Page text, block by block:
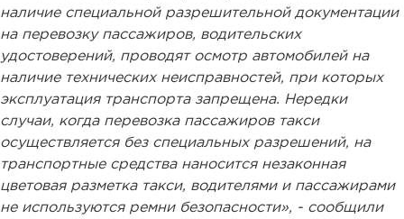
наличие специальной разрешительной документации
на перевозку пассажиров, водительских
удостоверений, проводят осмотр автомобилей на
наличие технических неисправностей, при которых
эксплуатация транспорта запрещена. Нередки
случаи, когда перевозка пассажиров такси
осуществляется без специальных разрешений, на
транспортные средства наносится незаконная
цветовая разметка такси, водителями и пассажирами
не используются ремни безопасности», - сообщили